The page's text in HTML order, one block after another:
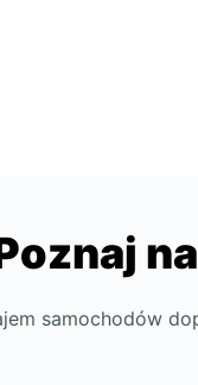
samochodów